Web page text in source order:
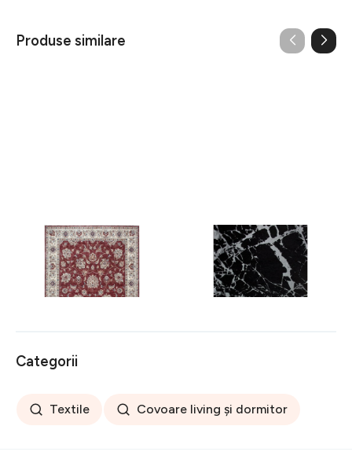
Produse similare
Covor rezistent Eko, ALT
05 - Red, Ivory, 100%
poliester, 80 x 150 cm
256 lei
Covor rezistent SM 21 -
Black, Silver XW, 80x300
441 lei
Categorii
Textile Covoare living și dormitor